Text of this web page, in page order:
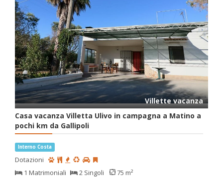
Villette vacanza
Casa vacanza Villetta Ulivo in campagna a Matino a
pochi km da Gallipoli
Interno Costa
Dotazioni
1 Matrimoniali
2 Singoli
75 m²